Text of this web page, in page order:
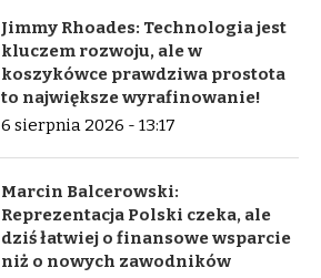
Jimmy Rhoades: Technologia jest
kluczem rozwoju, ale w
koszykówce prawdziwa prostota
to największe wyrafinowanie!
6 sierpnia 2026 - 13:17
Marcin Balcerowski:
Reprezentacja Polski czeka, ale
dziś łatwiej o finansowe wsparcie
niż o nowych zawodników